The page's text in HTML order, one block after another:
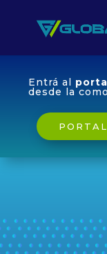
Entrá al
desde la